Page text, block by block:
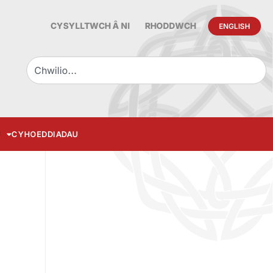
CYSYLLTWCH Â NI RHODDWCH ENGLISH
CYHOEDDIADAU